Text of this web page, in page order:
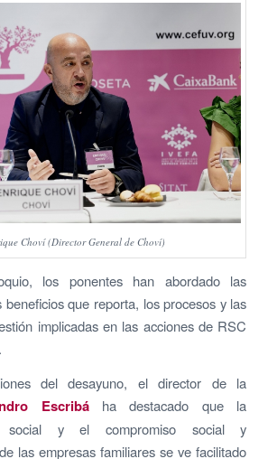
Choví (Director General de Choví)
los ponentes han abordado las
beneficios que reporta, los procesos y las
implicadas en las acciones de RSC
del desayuno, el director de la
Escribáha destacado que la
social y el compromiso social y
las empresas familiares se ve facilitado